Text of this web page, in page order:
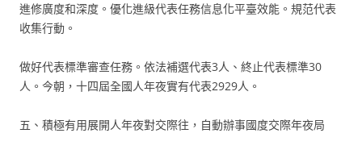
進修廣度和深度。優化進級代表任務信息化平臺效能。規范代表
收集行動。
做好代表標準審查任務。依法補選代表3人、終止代表標準30
人。今朝，十四屆全國人年夜實有代表2929人。
五、積極有用展開人年夜對交際往，自動辦事國度交際年夜局